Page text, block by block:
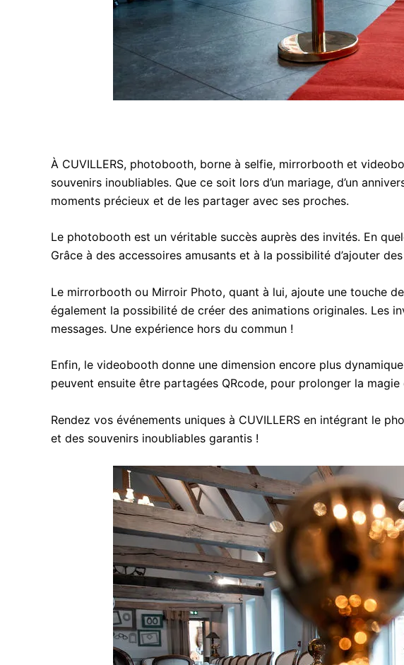
À CUVILLERS, photobooth, borne à selfie, mirrorbooth et
souvenirs inoubliables. Que ce soit lors d’un mariage, d’un
moments précieux et de les partager avec ses proches.
Le photobooth est un véritable succès auprès des invités. En
Grâce à des accessoires amusants et à la possibilité d’ajouter
Le mirrorbooth ou Mirroir Photo, quant à lui, ajoute une touche
également la possibilité de créer des animations originales. Les
messages. Une expérience hors du commun !
Enfin, le videobooth donne une dimension encore plus
peuvent ensuite être partagées QRcode, pour prolonger la magie
Rendez vos événements uniques à CUVILLERS en intégrant le
et des souvenirs inoubliables garantis !